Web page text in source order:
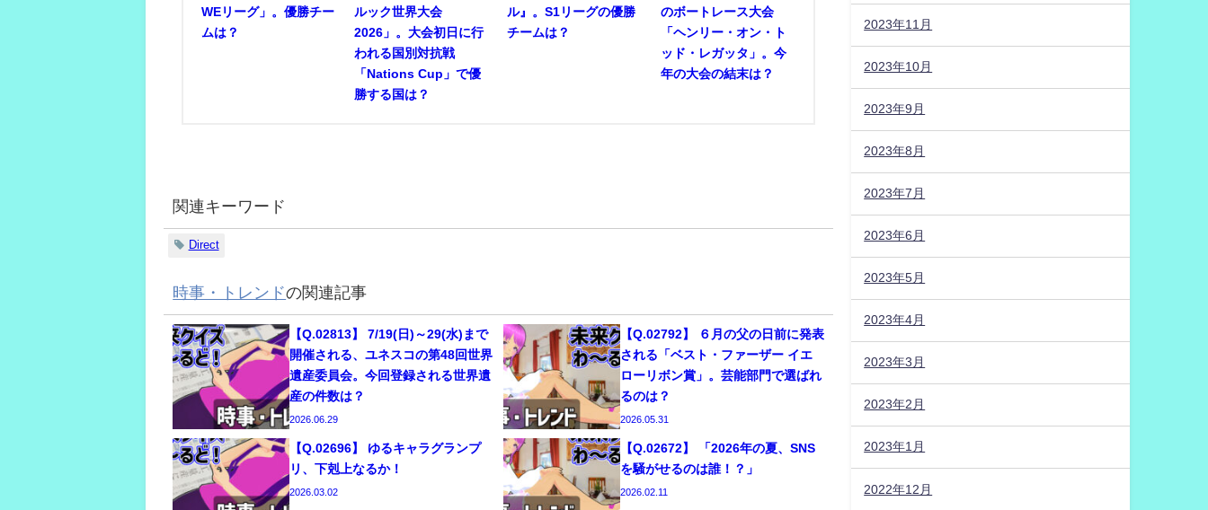
WEリーグ」。優勝チー
ムは？
ルック世界大会
2026」。大会初日に行
われる国別対抗戦
「Nations Cup」で優
勝する国は？
ル』。S1リーグの優勝
チームは？
のボートレース大会
「ヘンリー・オン・ト
ッド・レガッタ」。今
年の大会の結末は？
関連キーワード
Direct
時事・トレンドの関連記事
【Q.02813】 7/19(日)～29(水)まで
開催される、ユネスコの第48回世界
遺産委員会。今回登録される世界遺
産の件数は？
2026.06.29
【Q.02792】 ６月の父の日前に発表
される「ベスト・ファーザー イエ
ローリボン賞」。芸能部門で選ばれ
るのは？
2026.05.31
【Q.02696】 ゆるキャラグランプ
リ、下剋上なるか！
2026.03.02
【Q.02672】 「2026年の夏、SNS
を騒がせるのは誰！？」
2026.02.11
2023年11月
2023年10月
2023年9月
2023年8月
2023年7月
2023年6月
2023年5月
2023年4月
2023年3月
2023年2月
2023年1月
2022年12月